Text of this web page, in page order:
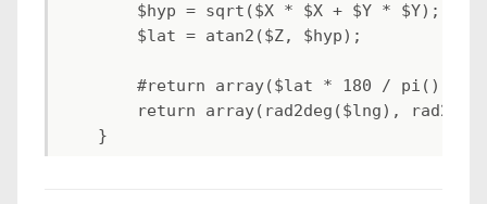
        $hyp = sqrt($X * $X + $Y * $Y);
        $lat = atan2($Z, $hyp);
#return array($lat * 180 / pi(),
return array(rad2deg($lng),
    }